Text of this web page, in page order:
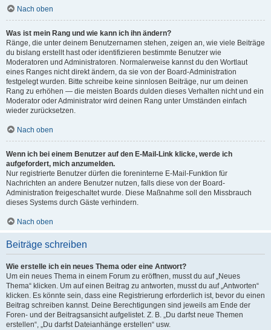
Nach oben
Was ist mein Rang und wie kann ich ihn ändern?
Ränge, die unter deinem Benutzernamen stehen, zeigen an, wie viele Beiträge
du bislang erstellt hast oder identifizieren bestimmte Benutzer wie
Moderatoren und Administratoren. Normalerweise kannst du den Wortlaut
eines Ranges nicht direkt ändern, da sie von der Board-Administration
festgelegt wurden. Bitte schreibe keine sinnlosen Beiträge, nur um deinen
Rang zu erhöhen — die meisten Boards dulden dieses Verhalten nicht und ein
Moderator oder Administrator wird deinen Rang unter Umständen einfach
wieder zurücksetzen.
Nach oben
Wenn ich bei einem Benutzer auf den E-Mail-Link klicke, werde ich
aufgefordert, mich anzumelden.
Nur registrierte Benutzer dürfen die foreninterne E-Mail-Funktion für
Nachrichten an andere Benutzer nutzen, falls diese von der Board-
Administration freigeschaltet wurde. Diese Maßnahme soll den Missbrauch
dieses Systems durch Gäste verhindern.
Nach oben
Beiträge schreiben
Wie erstelle ich ein neues Thema oder eine Antwort?
Um ein neues Thema in einem Forum zu eröffnen, musst du auf „Neues
Thema“ klicken. Um auf einen Beitrag zu antworten, musst du auf „Antworten“
klicken. Es könnte sein, dass eine Registrierung erforderlich ist, bevor du einen
Beitrag schreiben kannst. Deine Berechtigungen sind jeweils am Ende der
Foren- und der Beitragsansicht aufgelistet. Z. B. „Du darfst neue Themen
erstellen“, „Du darfst Dateianhänge erstellen“ usw.